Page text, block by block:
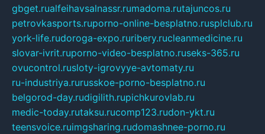
gbget.rualfeihavsalnassr.rumadoma.rutajuncos.ru
petrovkasports.ruporno-online-besplatno.rusplclub.ru
york-life.rudoroga-expo.ruribery.rucleanmedicine.ru
slovar-ivrit.ruporno-video-besplatno.ruseks-365.ru
ovucontrol.rusloty-igrovyye-avtomaty.ru
ru-industriya.rurusskoe-porno-besplatno.ru
belgorod-day.rudigilith.rupichkurovlab.ru
medic-today.rutaksu.rucomp123.rudon-ykt.ru
teensvoice.ruimgsharing.rudomashnee-porno.ru